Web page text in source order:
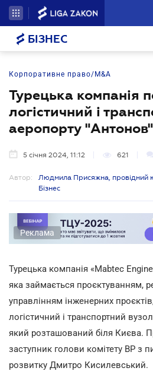
БІЗНЕС
Корпоративне право/M&A
Турецька компанія
логістичний і
аеропорту "Антонов"
5 січня 2024, 11:12 621
Автор:
Людмила Присяжна, провідний
Бізнес
Реклама
Турецька компанія «Mabtec
яка займається проєктуванням,
управлінням інженерних
логістичний і транспортний
який розташований біля Києва.
заступник голови комітету ВР з
розвитку Дмитро Кисилевський.